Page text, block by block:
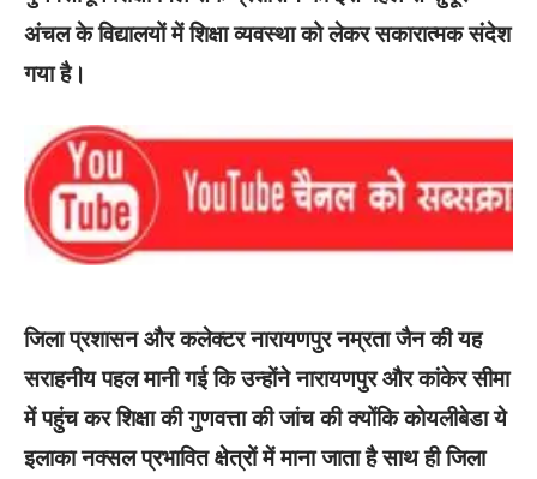
अंचल के विद्यालयों में शिक्षा व्यवस्था को लेकर सकारात्मक संदेश
गया है।
जिला प्रशासन और कलेक्टर नारायणपुर नम्रता जैन की यह
सराहनीय पहल मानी गई कि उन्होंने नारायणपुर और कांकेर सीमा
में पहुंच कर शिक्षा की गुणवत्ता की जांच की क्योंकि कोयलीबेडा ये
इलाका नक्सल प्रभावित क्षेत्रों में माना जाता है साथ ही जिला